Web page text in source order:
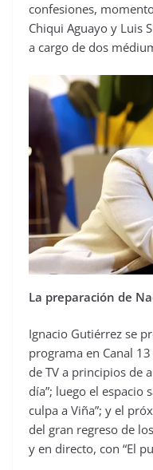
confesiones,
Chiqui Aguayo y Luis
a cargo de dos
La preparación de
Ignacio Gutiérrez se
programa en Canal
de TV a principios de
día”; luego el espacio
culpa a Viña”; y el
del gran regreso de
y en directo, con “El